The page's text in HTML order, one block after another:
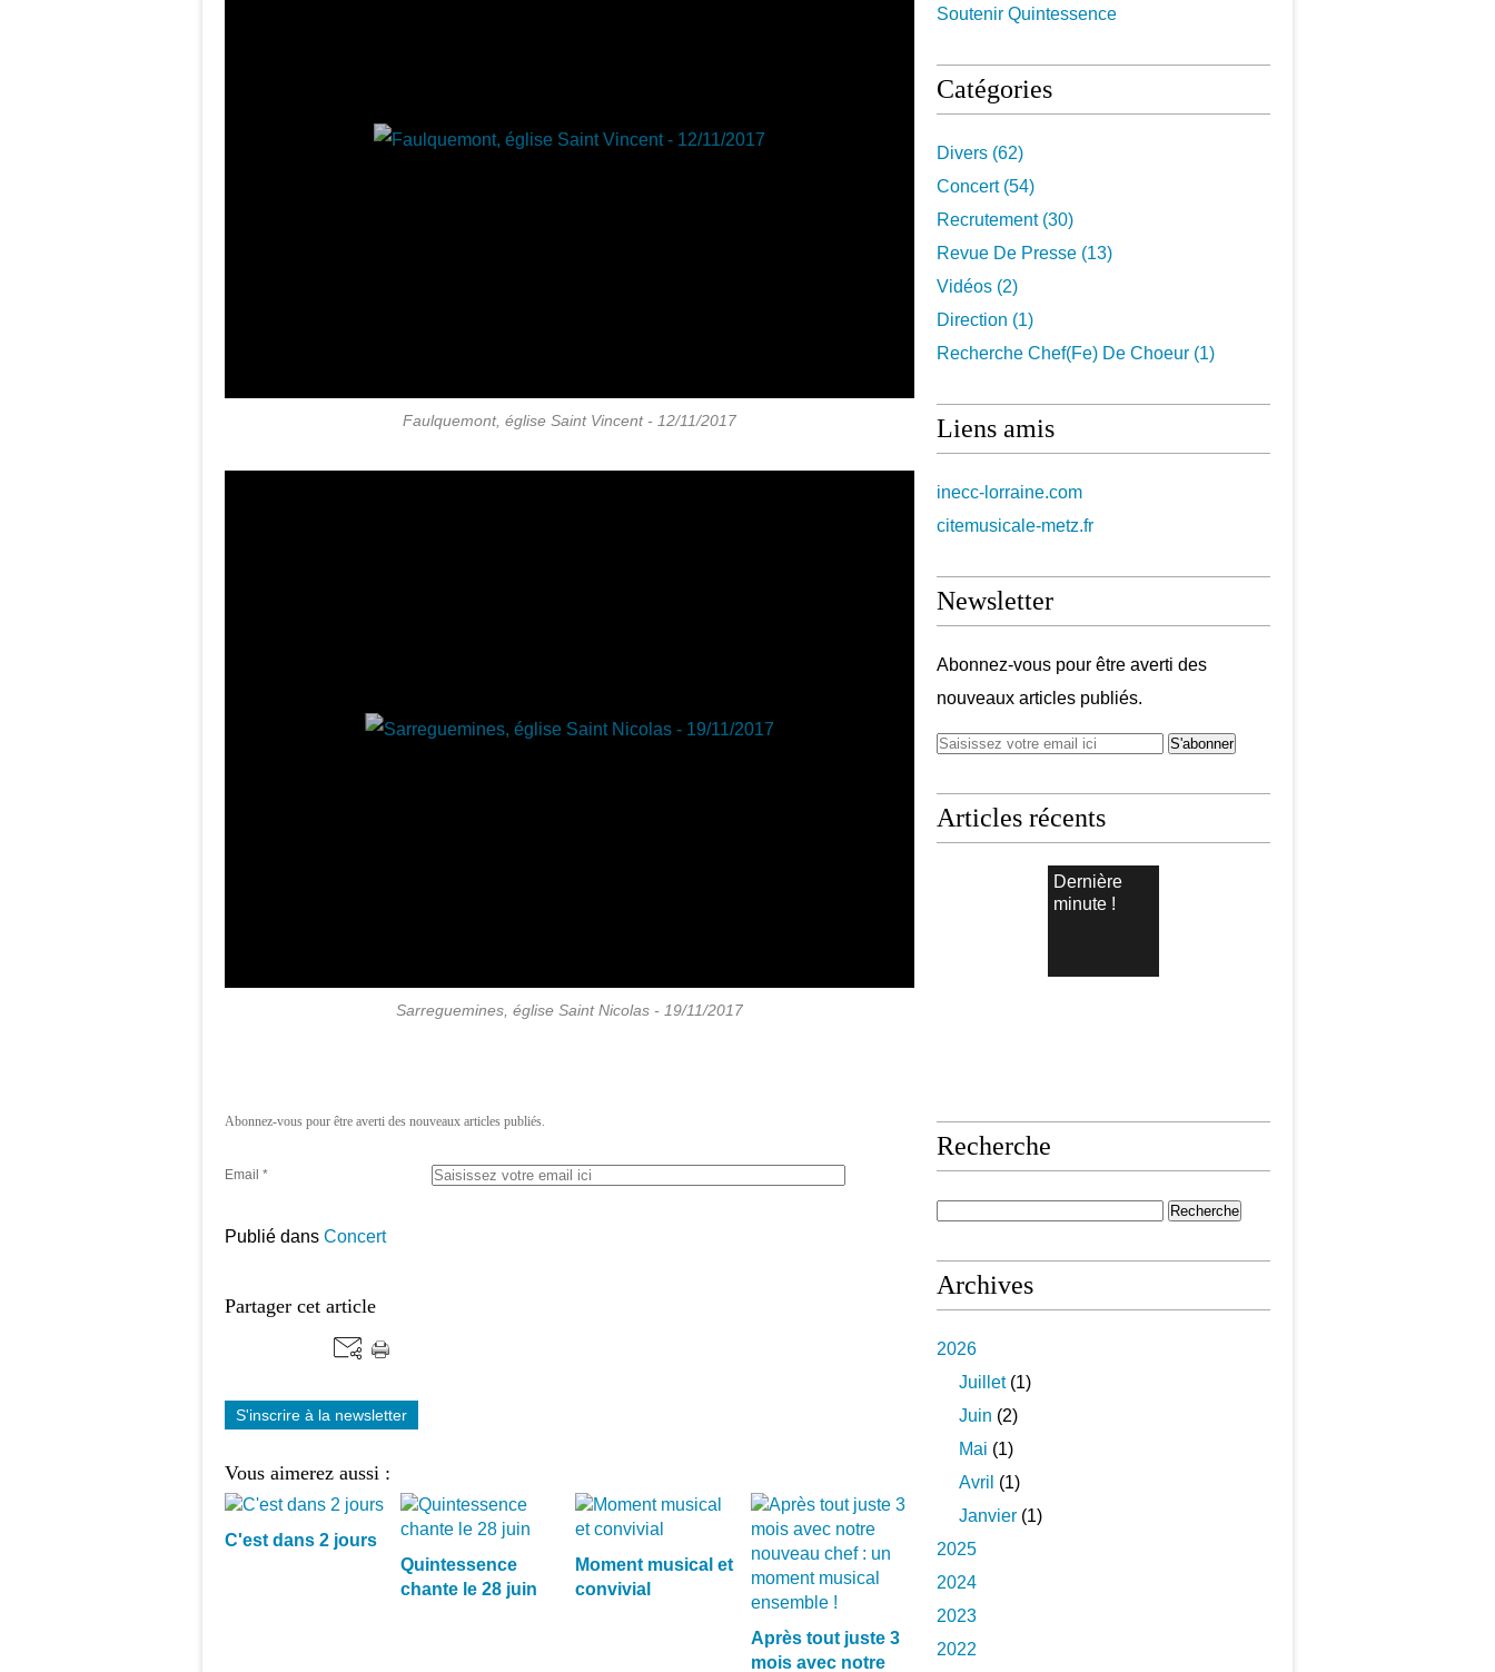
Faulquemont, église Saint Vincent - 12/11/2017
Sarreguemines, église Saint Nicolas - 19/11/2017
Abonnez-vous pour être averti des nouveaux articles publiés.
Email
Publié dans Concert
Partager cet article
S'inscrire à la newsletter
Vous aimerez aussi :
C'est dans 2 jours
Quintessence
chante le 28 juin
Moment musical et
convivial
Après tout juste 3
mois avec notre
Soutenir Quintessence
Catégories
Divers (62)
Concert(54)
Recrutement(30)
Revue De Presse (13)
Vidéos (2)
Direction (1)
Recherche Chef(fe) De Choeur (1)
Liens amis
inecc-lorraine.com
citemusicale-metz.fr
Newsletter
Abonnez-vous pour être averti des
nouveaux articles publiés.
Articles récents
Dernière
minute !
Recherche
Archives
2026
Juillet(1)
Juin (2)
Mai (1)
Avril (1)
Janvier (1)
2025
2024
2023
2022